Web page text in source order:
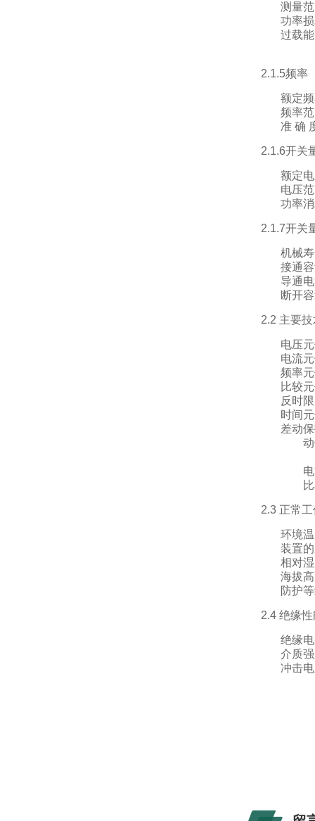
测量
功率
过载
2.1.5频率
额定
频率
准 确
2.1.6开关
额定
电压
功率
2.1.7开关
机械
接通
导通
断开
2.2 主要
电压
电流
频率
比较
反时
时间
差动
动
电流
比率
2.3 正常
环境
装置
相对
海拔
防护
2.4 绝缘
绝缘
介质
冲击